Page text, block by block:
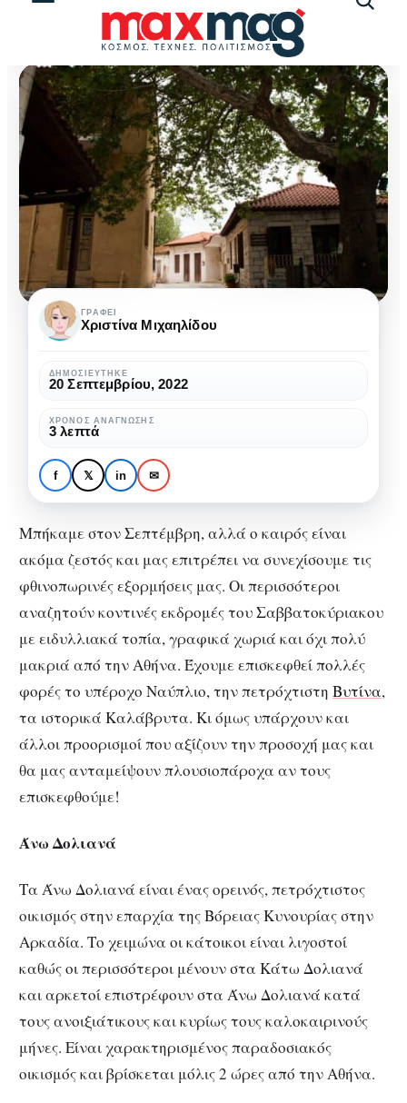
ΕΛΛΆΔΑ ΤΑΞΊΔΙΑ
Οι φθινοπωρινές
εξορμήσεις που δεν
πρέπει να χάσεις!
φθινοπωρινές
εξορμήσεις
που
δεν
πρέπει
να
χάσεις!
ΓΡΆΦΕΙ
Χριστίνα Μιχαηλίδου
ΔΗΜΟΣΙΕΎΤΗΚΕ
20 Σεπτεμβρίου, 2022
ΧΡΌΝΟΣ ΑΝΆΓΝΩΣΗΣ
3 λεπτά
f 𝕏 in ✉
Μπήκαμε στον Σεπτέμβρη, αλλά ο καιρός είναι
ακόμα ζεστός και μας επιτρέπει να συνεχίσουμε τις
φθινοπωρινές εξορμήσεις μας. Οι περισσότεροι
αναζητούν κοντινές εκδρομές του Σαββατοκύριακου
με ειδυλλιακά τοπία, γραφικά χωριά και όχι πολύ
μακριά από την Αθήνα. Έχουμε επισκεφθεί πολλές
φορές το υπέροχο Ναύπλιο, την πετρόχτιστη Βυτίνα,
τα ιστορικά Καλάβρυτα. Κι όμως υπάρχουν και
άλλοι προορισμοί που αξίζουν την προσοχή μας και
θα μας ανταμείψουν πλουσιοπάροχα αν τους
επισκεφθούμε!
Άνω Δολιανά
Τα Άνω Δολιανά είναι ένας ορεινός, πετρόχτιστος
οικισμός στην επαρχία της Βόρειας Κυνουρίας στην
Αρκαδία. Το χειμώνα οι κάτοικοι είναι λιγοστοί
καθώς οι περισσότεροι μένουν στα Κάτω Δολιανά
και αρκετοί επιστρέφουν στα Άνω Δολιανά κατά
τους ανοιξιάτικους και κυρίως τους καλοκαιρινούς
μήνες. Είναι χαρακτηρισμένος παραδοσιακός
οικισμός και βρίσκεται μόλις 2 ώρες από την Αθήνα.